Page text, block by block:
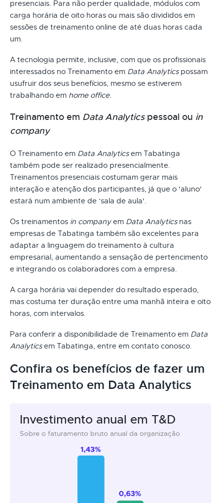
presenciais. Para não perder qualidade, módulos com
carga horária de oito horas ou mais são divididos em
sessões de treinamento online de até duas horas cada
um.
A tecnologia permite, inclusive, com que os profissionais
interessados no Treinamento em Data Analyticspossam
usufruir dos seus benefícios, mesmo se estiverem
trabalhando em home office.
Treinamento em Data Analyticspessoal ou in
company
O Treinamento em Data Analyticsem Tabatinga
também pode ser realizado presencialmente.
Treinamentos presenciais costumam gerar mais
interação e atenção dos participantes, já que o 'aluno'
estará num ambiente de ‘sala de aula'.
Os treinamentos in companyem Data Analyticsnas
empresas de Tabatinga também são excelentes para
adaptar a linguagem do treinamento à cultura
empresarial, aumentando a sensação de pertencimento
e integrando os colaboradores com a empresa.
A carga horária vai depender do resultado esperado,
mas costuma ter duração entre uma manhã inteira e oito
horas, com intervalos.
Para conferir a disponibilidade de Treinamento em Data
Analyticsem Tabatinga, entre em contato conosco.
Confira os benefícios de fazer um
Treinamento em Data Analytics
Investimento anual em T&D
Sobre o faturamento bruto anual da organização